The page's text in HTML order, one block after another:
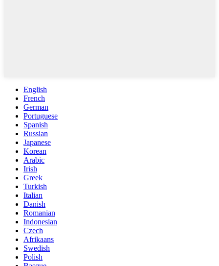
English
French
German
Portuguese
Spanish
Russian
Japanese
Korean
Arabic
Irish
Greek
Turkish
Italian
Danish
Romanian
Indonesian
Czech
Afrikaans
Swedish
Polish